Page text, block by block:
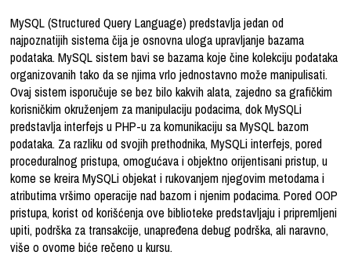
MySQL (Structured Query Language) predstavlja jedan od
najpoznatijih sistema čija je osnovna uloga upravljanje bazama
podataka. MySQL sistem bavi se bazama koje čine kolekciju podataka
organizovanih tako da se njima vrlo jednostavno može manipulisati.
Ovaj sistem isporučuje se bez bilo kakvih alata, zajedno sa grafičkim
korisničkim okruženjem za manipulaciju podacima, dok MySQLi
predstavlja interfejs u PHP-u za komunikaciju sa MySQL bazom
podataka. Za razliku od svojih prethodnika, MySQLi interfejs, pored
proceduralnog pristupa, omogućava i objektno orijentisani pristup, u
kome se kreira MySQLi objekat i rukovanjem njegovim metodama i
atributima vršimo operacije nad bazom i njenim podacima. Pored OOP
pristupa, korist od korišćenja ove biblioteke predstavljaju i pripremljeni
upiti, podrška za transakcije, unapređena debug podrška, ali naravno,
više o ovome biće rečeno u kursu.